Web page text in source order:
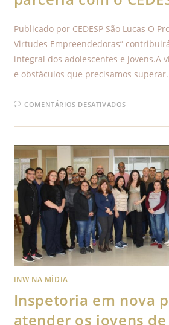
Publicado por CEDESP São Lucas O
Virtudes Empreendedoras”
integral dos adolescentes e jovens.A
e obstáculos que precisamos
COMENTÁRIOS DESATIVADOS
INW NA MÍDIA
Inspetoria em nova
atender os jovens